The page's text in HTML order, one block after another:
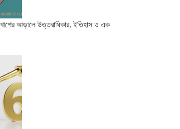
আড়ালে উত্তরাধিকার, ইতিহাস ও এক